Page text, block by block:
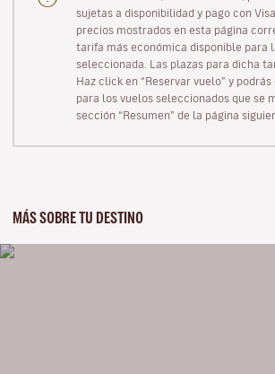
sujetas a disponibilidad y pago con
precios mostrados en esta página
tarifa más económica disponible para
seleccionada. Las plazas para dicha
Haz click en “Reservar vuelo” y
para los vuelos seleccionados que se
sección “Resumen” de la página
MÁS SOBRE TU DESTINO